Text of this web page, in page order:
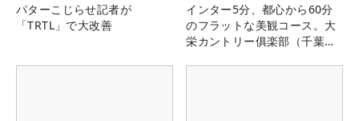
パターこじらせ記者が
「TRTL」で大改善
インター5分、都心から60分
のフラットな美観コース。大
栄カントリー俱楽部（千葉